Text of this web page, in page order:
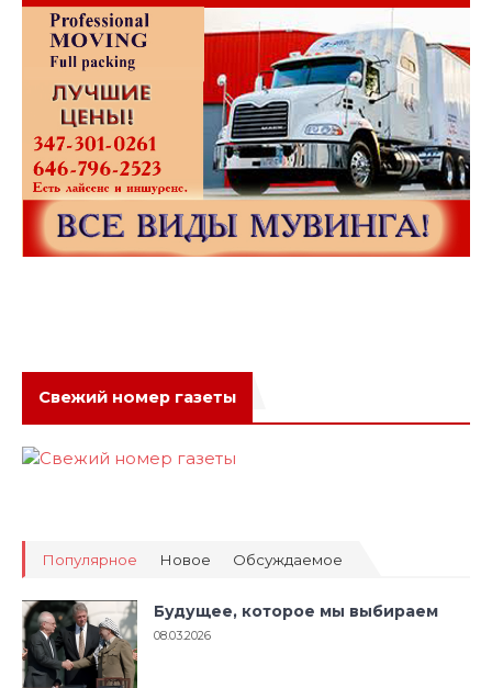
Свежий номер газеты
Популярное Новое Обсуждаемое
Будущее, которое мы выбираем
08.03.2026